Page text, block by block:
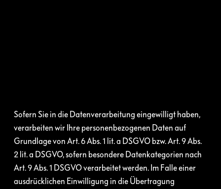
Sofern Sie in die Datenverarbeitung eingewilligt haben,
verarbeiten wir Ihre personenbezogenen Daten auf
Grundlage von Art. 6 Abs. 1 lit. a DSGVO bzw. Art. 9 Abs.
2 lit. a DSGVO, sofern besondere Datenkategorien nach
Art. 9 Abs. 1 DSGVO verarbeitet werden. Im Falle einer
ausdrücklichen Einwilligung in die Übertragung